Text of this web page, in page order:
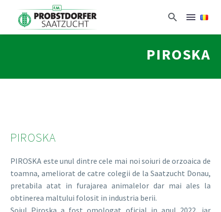
PIROSKA
PIROSKA
PIROSKA este unul dintre cele mai noi soiuri de orzoaica de
toamna, ameliorat de catre colegii de la Saatzucht Donau,
pretabila atat in furajarea animalelor dar mai ales la
obtinerea maltului folosit in industria berii.
Soiul Piroska a fost omologat oficial in anul 2022, iar